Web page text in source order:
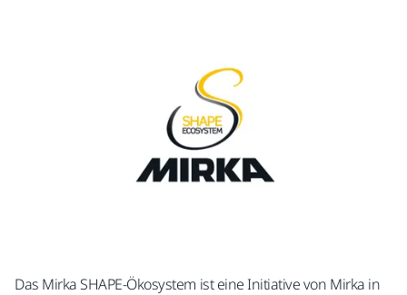
Das Mirka SHAPE-Ökosystem ist eine Initiative von Mirka in